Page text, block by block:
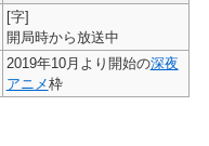
[字]
開局時から放送中
2019年10月より開始の深夜
アニメ枠